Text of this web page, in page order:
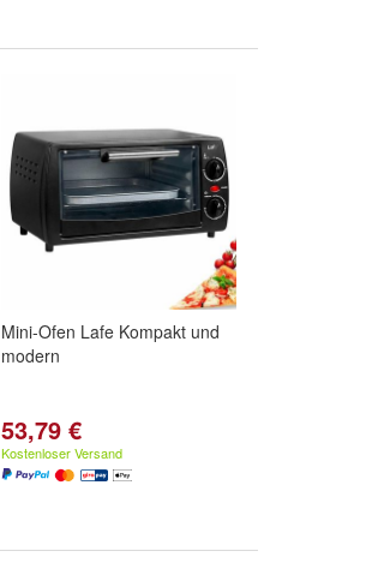
Mini-Ofen Lafe Kompakt und
modern
53,79 €
Kostenloser Versand